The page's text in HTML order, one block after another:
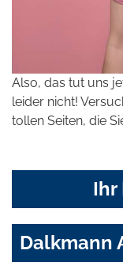
Also, das tut uns
leider nicht!
tollen Seiten, die
Ihr
Dalkmann